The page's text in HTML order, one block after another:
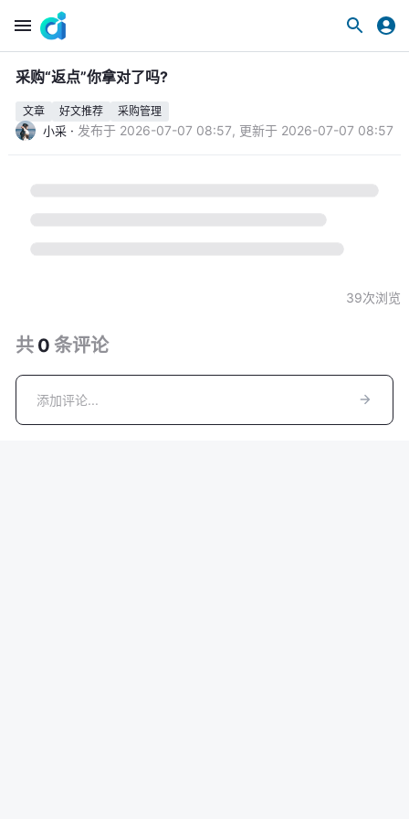
采购“返点”你拿对了吗?
文章 好文推荐 采购管理
小采 · 发布于 2026-07-07 08:57, 更新于 2026-07-07 08:57
39次浏览
共 0 条评论